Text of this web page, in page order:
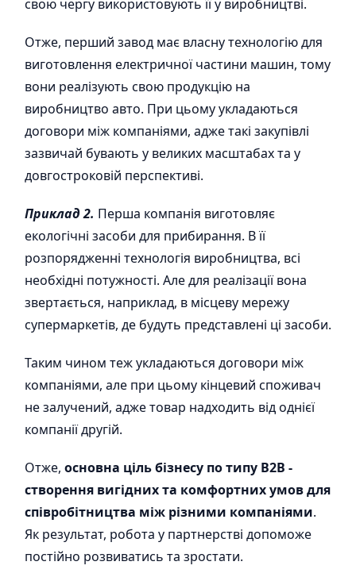
свою чергу використовують її у виробництві.
Отже, перший завод має власну технологію для
виготовлення електричної частини машин, тому
вони реалізують свою продукцію на
виробництво авто. При цьому укладаються
договори між компаніями, адже такі закупівлі
зазвичай бувають у великих масштабах та у
довгостроковій перспективі.
Приклад 2. Перша компанія виготовляє
екологічні засоби для прибирання. В її
розпорядженні технологія виробництва, всі
необхідні потужності. Але для реалізації вона
звертається, наприклад, в місцеву мережу
супермаркетів, де будуть представлені ці засоби.
Таким чином теж укладаються договори між
компаніями, але при цьому кінцевий споживач
не залучений, адже товар надходить від однієї
компанії другій.
Отже, основна ціль бізнесу по типу B2B -
створення вигідних та комфортних умов для
співробітництва між різними компаніями.
Як результат, робота у партнерстві допоможе
постійно розвиватись та зростати.